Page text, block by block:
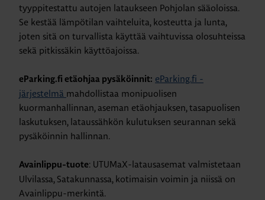
tyyppitestattu autojen lataukseen Pohjolan sääoloissa.
Se kestää lämpötilan vaihteluita, kosteutta ja lunta,
joten sitä on turvallista käyttää vaihtuvissa olosuhteissa
sekä pitkissäkin käyttöajoissa.
eParking.fi etäohjaa pysäköinnit: eParking.fi -
järjestelmä mahdollistaa monipuolisen
kuormanhallinnan, aseman etäohjauksen, tasapuolisen
laskutuksen, lataussähkön kulutuksen seurannan sekä
pysäköinnin hallinnan.
Avainlippu-tuote: UTUMaX-latausasemat valmistetaan
Ulvilassa, Satakunnassa, kotimaisin voimin ja niissä on
Avainlippu-merkintä.